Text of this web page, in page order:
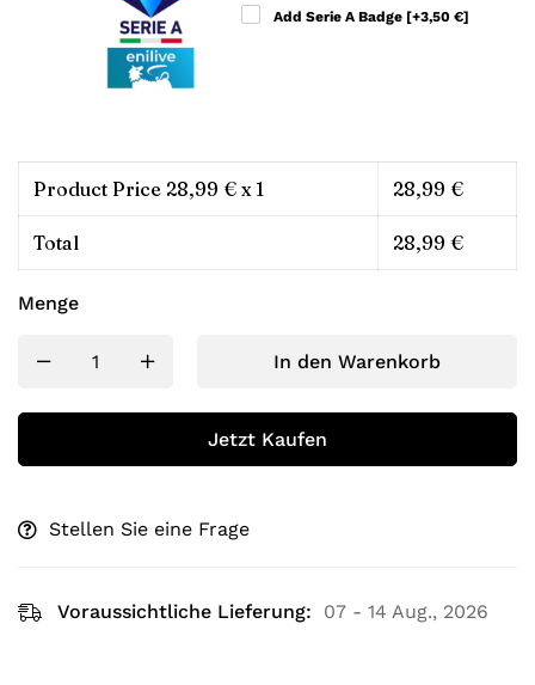
Add Serie A Badge [+3,50 €]
Product Price 28,99 € x 1 28,99 €
Total 28,99 €
Menge
In den Warenkorb
Jetzt Kaufen
Stellen Sie eine Frage
Voraussichtliche Lieferung: 07 - 14 Aug., 2026